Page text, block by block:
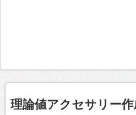
理論値アクセサリー